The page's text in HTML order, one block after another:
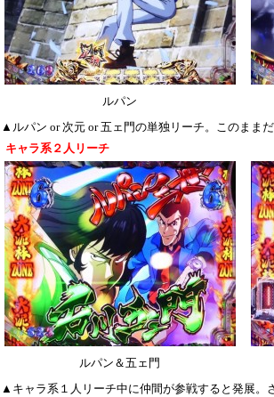
ルパン
▲ルパン or 次元 or 五ェ門の単独リーチ。このまま
キャラ系２人リーチ
ルパン＆五ェ門
▲キャラ系１人リーチ中に仲間が参戦すると発展。